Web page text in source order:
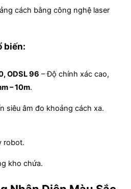
cách bằng công nghệ laser
biến:
ODSL 96 – Độ chính xác cao,
– 10m.
siêu âm đo khoảng cách xa.
robot.
kho chứa.